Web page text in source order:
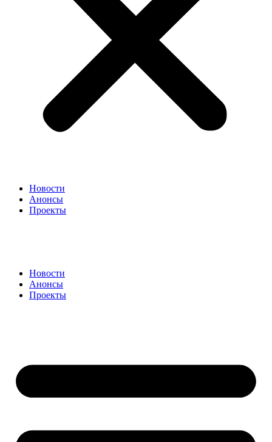
Новости
Анонсы
Проекты
Новости
Анонсы
Проекты